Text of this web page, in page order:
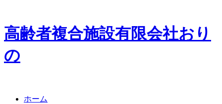
高齢者複合施設有限会社お り
の
ホーム